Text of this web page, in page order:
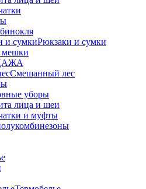
Рюкзаки и сумки
мешки
Смешанный лес
уборы
лица и шеи
и муфты